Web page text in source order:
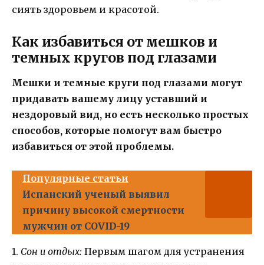
сиять здоровьем и красотой.
Как избавиться от мешков и
темных кругов под глазами
Мешки и темные круги под глазами могут
придавать вашему лицу уставший и
нездоровый вид, но есть несколько простых
способов, которые помогут вам быстро
избавиться от этой проблемы.
Популярные статьи
Испанский ученый выявил
причину высокой смертности
мужчин от COVID-19
1. Сон и отдых: Первым шагом для устранения